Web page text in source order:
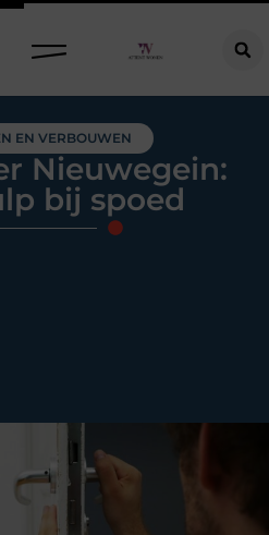
EN VERBOUWEN
Nieuwegein:
bij spoed